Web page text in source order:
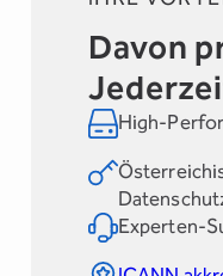
Davon
High-
Experten-